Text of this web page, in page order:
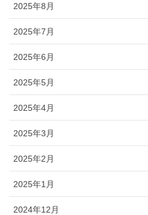
2025年8月
2025年7月
2025年6月
2025年5月
2025年4月
2025年3月
2025年2月
2025年1月
2024年12月